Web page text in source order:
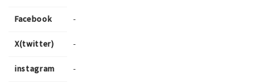
Facebook -
X(twitter) -
instagram -